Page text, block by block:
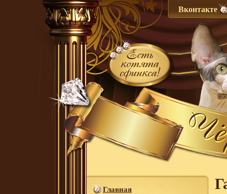
Вконтакте
Главная